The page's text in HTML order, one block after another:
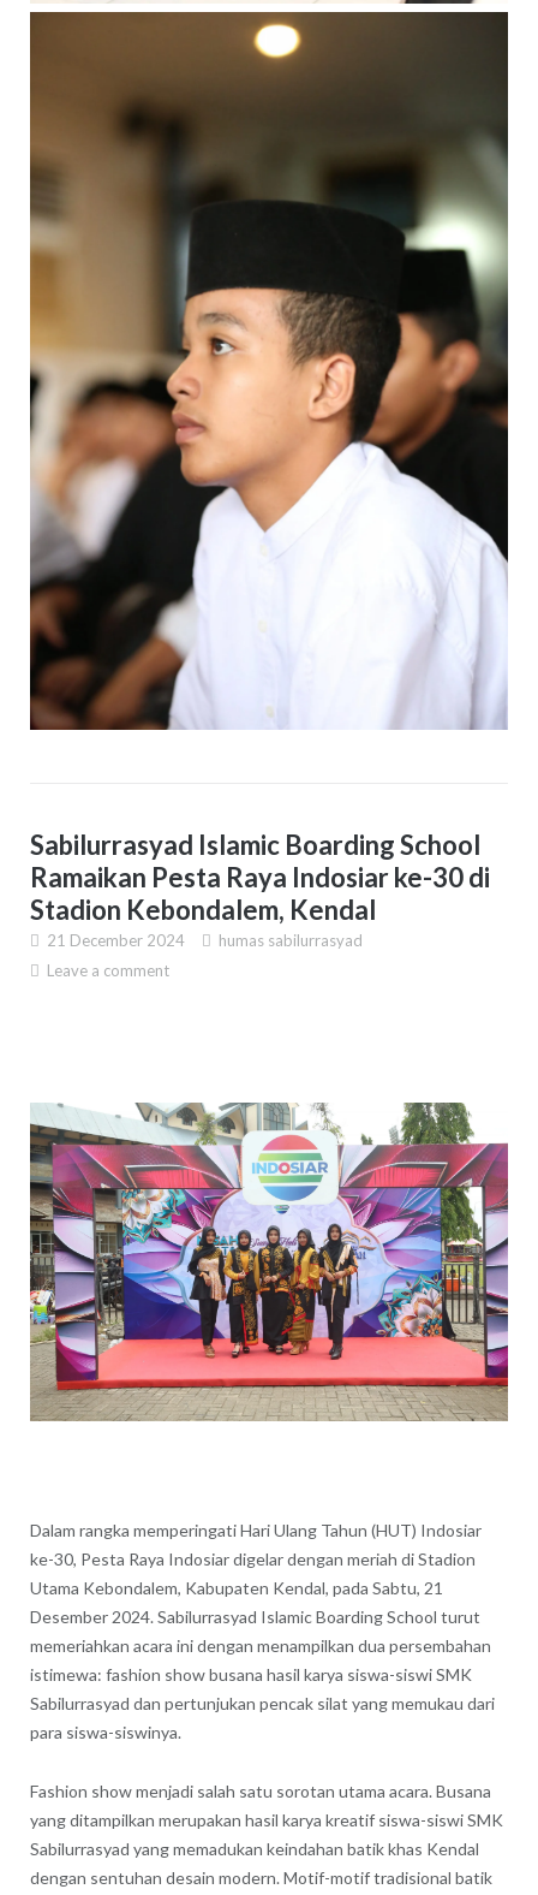
Sabilurrasyad Islamic Boarding School
Ramaikan Pesta Raya Indosiar ke-30 di
Stadion Kebondalem, Kendal
21 December 2024
humas sabilurrasyad
Leave a comment
Dalam rangka memperingati Hari Ulang Tahun (HUT) Indosiar
ke-30, Pesta Raya Indosiar digelar dengan meriah di Stadion
Utama Kebondalem, Kabupaten Kendal, pada Sabtu, 21
Desember 2024. Sabilurrasyad Islamic Boarding School turut
memeriahkan acara ini dengan menampilkan dua persembahan
istimewa: fashion show busana hasil karya siswa-siswi SMK
Sabilurrasyad dan pertunjukan pencak silat yang memukau dari
para siswa-siswinya.
Fashion show menjadi salah satu sorotan utama acara. Busana
yang ditampilkan merupakan hasil karya kreatif siswa-siswi SMK
Sabilurrasyad yang memadukan keindahan batik khas Kendal
dengan sentuhan desain modern. Motif-motif tradisional batik